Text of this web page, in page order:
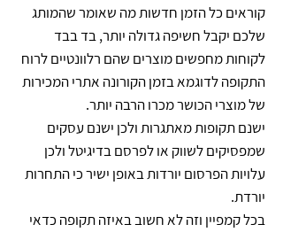
קוראים כל הזמן חדשות מה שאומר שהמותג
שלכם יקבל חשיפה גדולה יותר, בד בבד
לקוחות מחפשים מוצרים שהם רלוונטיים לרוח
התקופה לדוגמא בזמן הקורונה אתרי המכירות
של מוצרי הכושר מכרו הרבה יותר.
ישנם תקופות מאתגרות ולכן ישנם עסקים
שמפסיקים לשווק או לפרסם בדיגיטל ולכן
עלויות הפרסום יורדות באופן ישיר כי התחרות
יורדת.
בכל קמפיין וזה לא חשוב באיזה תקופה כדאי